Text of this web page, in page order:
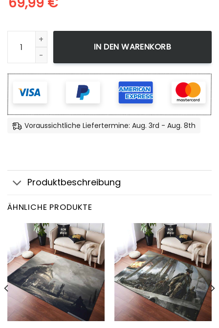
Assassins Creed Odyssey Kassandra Alexios Teppich,
IN DEN WARENKORB
Voraussichtliche Liefertermine: Aug. 3rd - Aug. 8th
Produktbeschreibung
ÄHNLICHE PRODUKTE